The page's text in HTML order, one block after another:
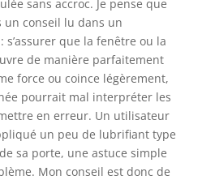
sans accroc. Je pense que
un conseil lu dans un
que la fenêtre ou la
de manière parfaitement
force ou coince légèrement,
pourrait mal interpréter les
en erreur. Un utilisateur
un peu de lubrifiant type
sa porte, une astuce simple
Mon conseil est donc de